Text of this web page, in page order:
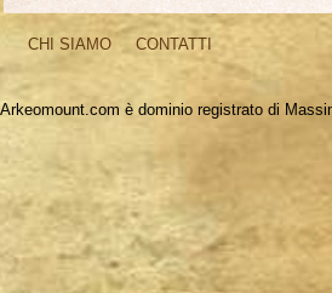
CHI SIAMO CONTATTI
Arkeomount.com è dominio registrato di